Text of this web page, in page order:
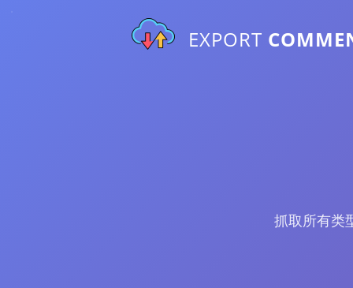
EXPORT
抓取所有类